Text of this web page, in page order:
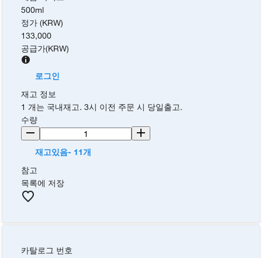
500ml
정가 (KRW)
133,000
공급가(KRW)
로그인
재고 정보
1 개는 국내재고. 3시 이전 주문 시 당일출고.
수량
재고있음- 11개
참고
목록에 저장
카탈로그 번호